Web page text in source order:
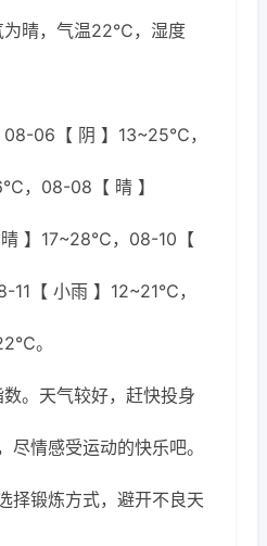
为晴，气温22℃，湿度
08-06【 阴 】13~25℃，
，08-08【 晴 】
】17~28℃，08-10【
【 小雨 】12~21℃，
。
。天气较好，赶快投身
尽情感受运动的快乐吧。
择锻炼方式，避开不良天